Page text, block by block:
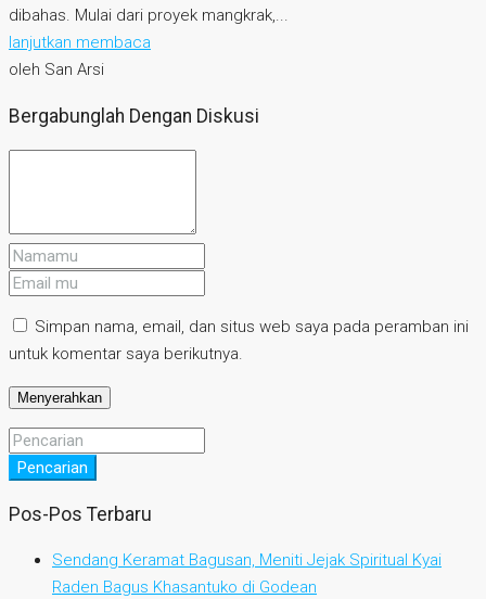
dibahas. Mulai dari proyek mangkrak,...
lanjutkan membaca
oleh San Arsi
Bergabunglah Dengan Diskusi
Simpan nama, email, dan situs web saya pada peramban ini
untuk komentar saya berikutnya.
Pencarian
Pos-Pos Terbaru
Sendang Keramat Bagusan, Meniti Jejak Spiritual Kyai
Raden Bagus Khasantuko di Godean